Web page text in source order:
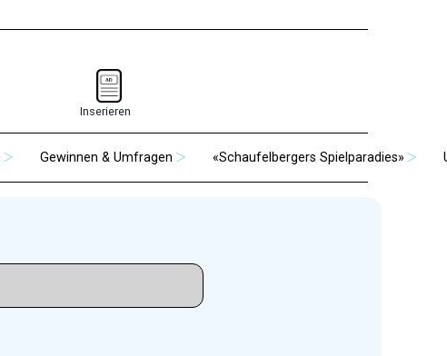
Inserieren
Gewinnen & Umfragen «Schaufelbergers Spielparadies»